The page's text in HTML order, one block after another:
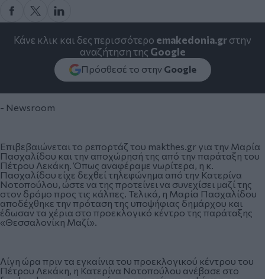
Κάνε κλικ και δες περισσότερο emakedonia.grστην
αναζήτηση της Google
Πρόσθεσέ το στην Google
- Newsroom
Επιβεβαιώνεται το ρεπορτάζ του makthes.gr για την Μαρία
Πασχαλίδου και την αποχώρησή της από την παράταξη του
Πέτρου Λεκάκη. Όπως αναφέραμε νωρίτερα, η κ.
Πασχαλίδου είχε δεχθεί τηλεφώνημα από την Κατερίνα
Νοτοπούλου, ώστε να της προτείνει να συνεχίσει μαζί της
στον δρόμο προς τις κάλπες. Τελικά, η Μαρία Πασχαλίδου
αποδέχθηκε την πρόταση της υποψήφιας δημάρχου και
έδωσαν τα χέρια στο προεκλογικό κέντρο της παράταξης
«Θεσσαλονίκη Μαζί».
Λίγη ώρα πριν τα εγκαίνια του προεκλογικού κέντρου του
Πέτρου Λεκάκη, η Κατερίνα Νοτοπούλου ανέβασε στο